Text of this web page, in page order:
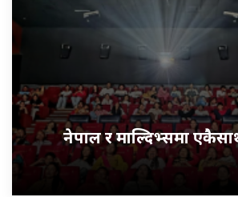
नेपाल र माल्दिभ्समा